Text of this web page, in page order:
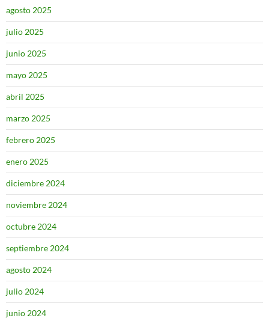
agosto 2025
julio 2025
junio 2025
mayo 2025
abril 2025
marzo 2025
febrero 2025
enero 2025
diciembre 2024
noviembre 2024
octubre 2024
septiembre 2024
agosto 2024
julio 2024
junio 2024